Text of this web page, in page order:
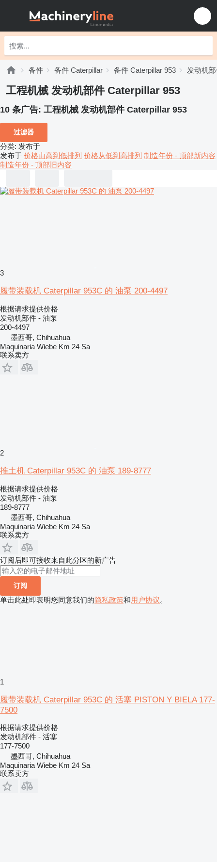
备件 备件 Caterpillar 备件 Caterpillar 953 发动机
工程机械 发动机部件 Caterpillar 953
10 条广告: 工程机械 发动机部件 Caterpillar 953
过滤器
分类: 发布于
发布于 价格由高到低排列 价格从低到高排列 制造年份 - 顶部新内容
制造年份 - 顶部旧内容
3
履带装载机 Caterpillar 953C 的 油泵 200-4497
根据请求提供价格
发动机部件 - 油泵
200-4497
墨西哥, Chihuahua
Maquinaria Wiebe Km 24 Sa
联系卖方
2
推土机 Caterpillar 953C 的 油泵 189-8777
根据请求提供价格
发动机部件 - 油泵
189-8777
墨西哥, Chihuahua
Maquinaria Wiebe Km 24 Sa
联系卖方
订阅后即可接收来自此分区的新广告
订阅
单击此处即表明您同意我们的隐私政策和用户协议。
1
履带装载机 Caterpillar 953C 的 活塞 PISTON Y BIELA 177-
7500
根据请求提供价格
发动机部件 - 活塞
177-7500
墨西哥, Chihuahua
Maquinaria Wiebe Km 24 Sa
联系卖方